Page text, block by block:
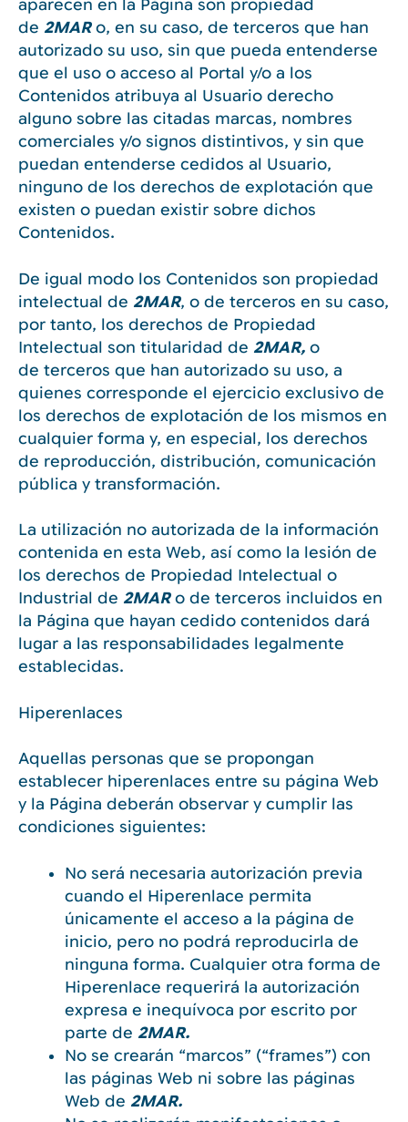
aparecen en la Página son propiedad
de 2MARo, en su caso, de terceros que han
autorizado su uso, sin que pueda entenderse
que el uso o acceso al Portal y/o a los
Contenidos atribuya al Usuario derecho
alguno sobre las citadas marcas, nombres
comerciales y/o signos distintivos, y sin que
puedan entenderse cedidos al Usuario,
ninguno de los derechos de explotación que
existen o puedan existir sobre dichos
Contenidos.
De igual modo los Contenidos son propiedad
intelectual de 2MAR, o de terceros en su caso,
por tanto, los derechos de Propiedad
Intelectual son titularidad de 2MAR, o
de terceros que han autorizado su uso, a
quienes corresponde el ejercicio exclusivo de
los derechos de explotación de los mismos en
cualquier forma y, en especial, los derechos
de reproducción, distribución, comunicación
pública y transformación.
La utilización no autorizada de la información
contenida en esta Web, así como la lesión de
los derechos de Propiedad Intelectual o
Industrial de 2MARo de terceros incluidos en
la Página que hayan cedido contenidos dará
lugar a las responsabilidades legalmente
establecidas.
Hiperenlaces
Aquellas personas que se propongan
establecer hiperenlaces entre su página Web
y la Página deberán observar y cumplir las
condiciones siguientes:
No será necesaria autorización previa
cuando el Hiperenlace permita
únicamente el acceso a la página de
inicio, pero no podrá reproducirla de
ninguna forma. Cualquier otra forma de
Hiperenlace requerirá la autorización
expresa e inequívoca por escrito por
parte de 2MAR.
No se crearán “marcos” (“frames”) con
las páginas Web ni sobre las páginas
Web de 2MAR.